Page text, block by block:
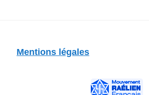
Mentions légales